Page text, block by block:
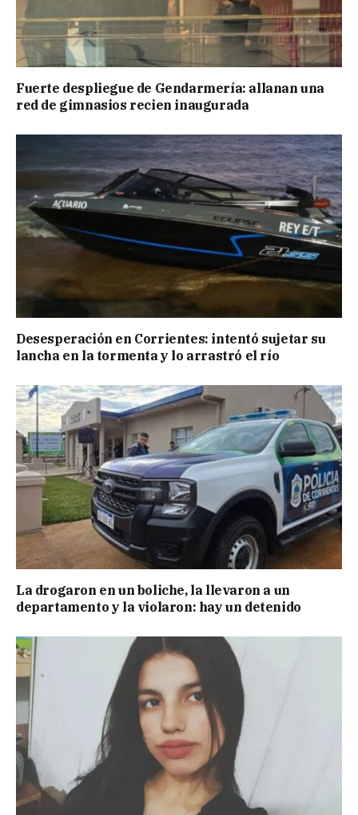
Fuerte despliegue de Gendarmería: allanan una
red de gimnasios recien inaugurada
Desesperación en Corrientes: intentó sujetar su
lancha en la tormenta y lo arrastró el río
La drogaron en un boliche, la llevaron a un
departamento y la violaron: hay un detenido